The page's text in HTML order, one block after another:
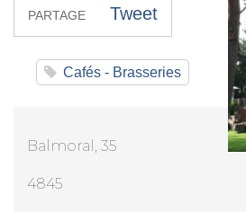
PARTAGE Tweet
Cafés - Brasseries
Balmoral, 35
4845